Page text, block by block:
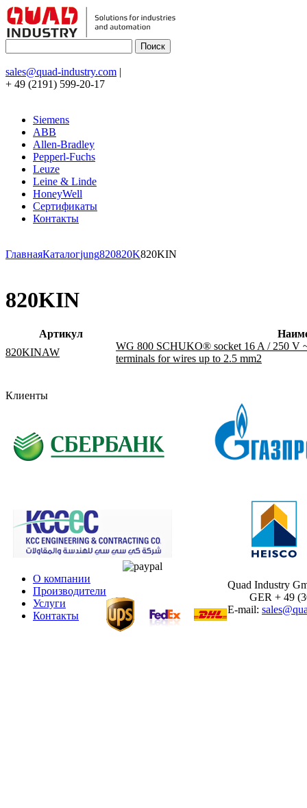
sales@quad-industry.com |
+ 49 (2191) 599-20-17
Siemens
ABB
Allen-Bradley
Pepperl-Fuchs
Leuze
Leine & Linde
HoneyWell
Сертификаты
Контакты
ГлавнаяКаталогjung820820K820KIN
820KIN
Артикул
820KINAW
WG 800 SCHUKO® socket 16 A / 250 V
terminals for wires up to 2.5 mm2
Клиенты
О компании
Производители
Услуги
Контакты
Quad Industry
GER + 49
E-mail: